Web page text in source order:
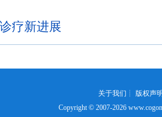
疗新进展
关于我们 ┊ 版权声
Copyright © 2007-2026